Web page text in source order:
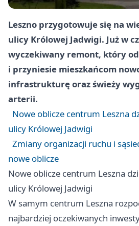
Leszno przygotowuje się na
ulicy Królowej Jadwigi. Już w
wyczekiwany remont, który
i przyniesie mieszkańcom
infrastrukturę oraz świeży
arterii.
Nowe oblicze centrum Leszna
ulicy Królowej Jadwigi
Zmiany organizacji ruchu i
nowe oblicze
Nowe oblicze centrum Leszna
ulicy Królowej Jadwigi
W samym centrum Leszna
najbardziej oczekiwanych